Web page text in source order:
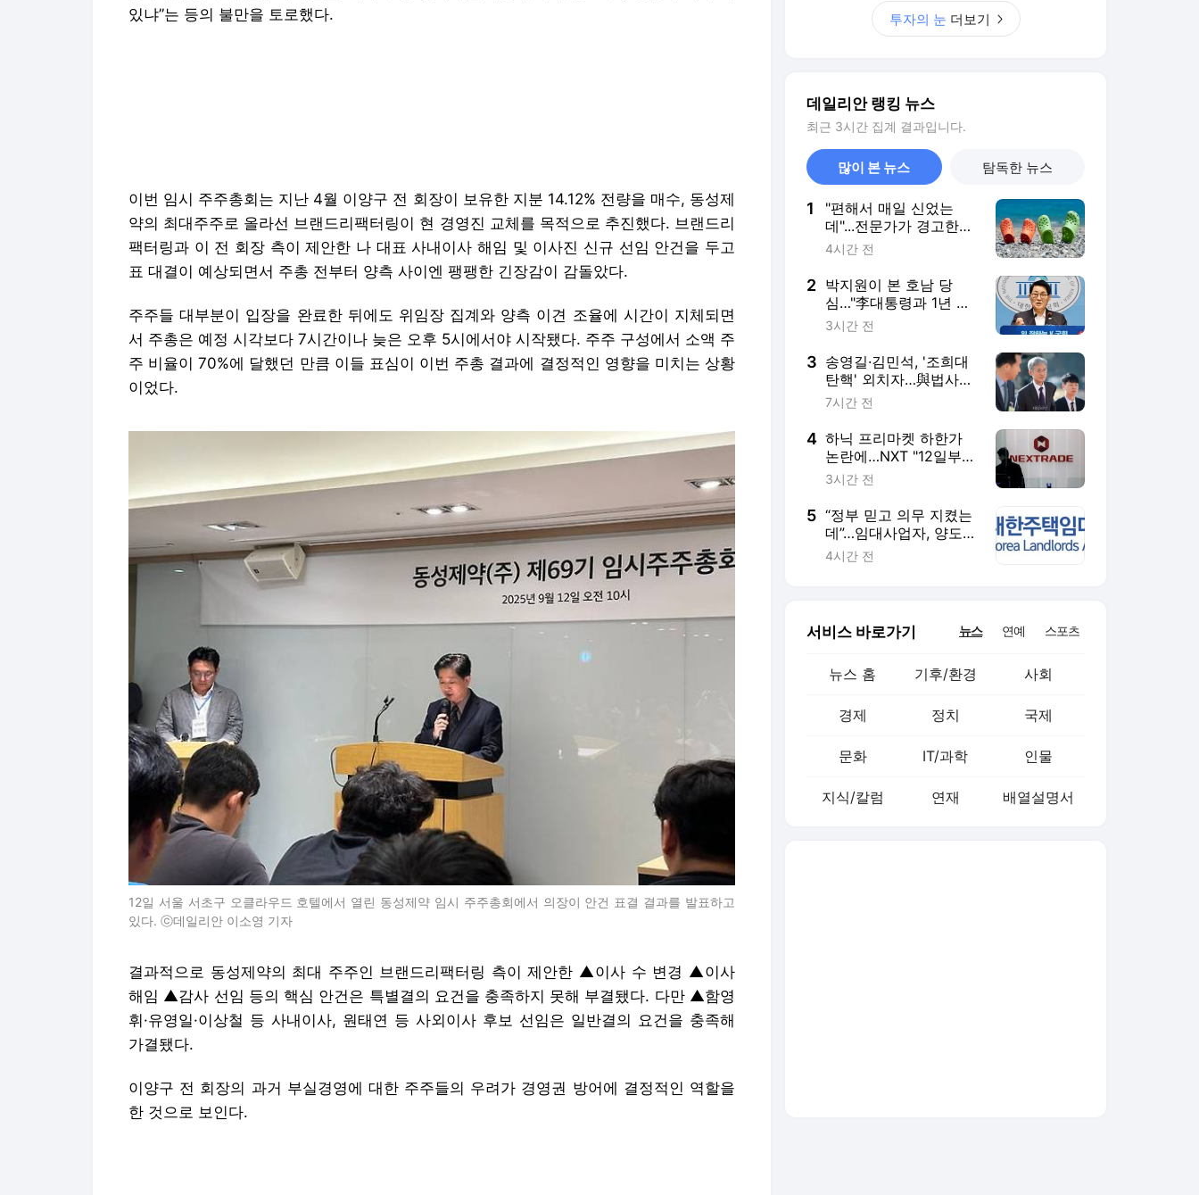
있냐”는 등의 불만을 토로했다.
서 주총은 예정 시각보다 7시간이나 늦은 오후 5시에서야 시작됐다. 주주 구성에서 소액 주
주 비율이 70%에 달했던 만큼 이들 표심이 이번 주총 결과에 결정적인 영향을 미치는 상황
이었다.
12일 서울 서초구 오클라우드 호텔에서 열린 동성제약 임시 주주총회에서 의장이 안건 표결 결과를 발표하고
있다. ⓒ데일리안 이소영 기자
결과적으로 동성제약의 최대 주주인 브랜드리팩터링 측이 제안한 ▲이사 수 변경 ▲이사
해임 ▲감사 선임 등의 핵심 안건은 특별결의 요건을 충족하지 못해 부결됐다. 다만 ▲함영
휘·유영일·이상철 등 사내이사, 원태연 등 사외이사 후보 선임은 일반결의 요건을 충족해
가결됐다.
한 것으로 보인다.
▼ 관련기사 보기
[현장] "주주를 왜 막나!"…동성제약 임시주총 시작 전부터 몸싸움
[속보] 동성제약 임시주총, 위임장 집계 지연에 재차 연기
https://www.dailian.co.kr/news/view/1548097
투자의 눈 더보기
데일리안 랭킹 뉴스
최근 3시간 집계 결과입니다.
많이 본 뉴스 탐독한 뉴스
1
"편해서 매일 신었는
데"...전문가가 경고한
'크록스'의 숨은 위험
4시간 전
2 박지원이 본 호남 당
심…"李대통령과 1년 함
께한 김민석에 갈 것"
3시간 전
3 송영길·김민석, '조희대
탄핵' 외치자…與법사위
원들 "즉시 대법관 제청
7시간 전
4 하닉 프리마켓 하한가
논란에…NXT "12일부터
상·하한가 주문금지"
3시간 전
5 “정부 믿고 의무 지켰는
데”…임대사업자, 양도세
혜택 폐지 반발
4시간 전
서비스 바로가기 뉴스 연예 스포츠
뉴스 홈 기후/환경 사회
경제 정치 국제
문화 IT/과학 인물
지식/칼럼 연재 배열설명서